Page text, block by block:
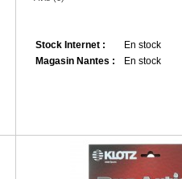
Stock Internet :
En stock
Magasin Nantes :
En stock